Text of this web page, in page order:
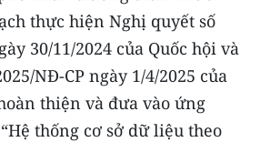
thực hiện Nghị quyết số
30/11/2024 của Quốc hội và
NĐ-CP ngày 1/4/2025 của
thiện và đưa vào ứng
thống cơ sở dữ liệu theo